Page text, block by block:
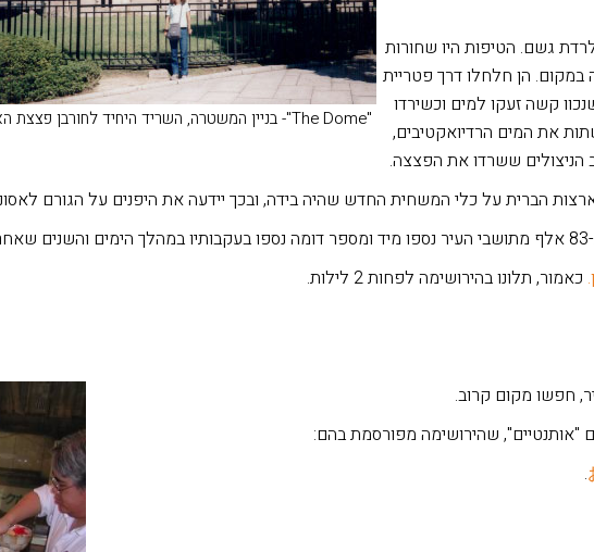
"The Dome"- בניין המשטרה, השריד היחיד לחורבן פצצת האטום
גשם. הטיפות היו שחורות
במקום. הן חלחלו דרך פטריית
קשה זעקו למים וכשירדו
את המים הרדיואקטיבים,
ששרדו את הפצצה.
שאחרי.
כאמור, תלונו בהירושימה לפחות 2 לילות.
חפשו מקום קרוב.
"אותנטיים", שהירושימה מפורסמת בהם:
.